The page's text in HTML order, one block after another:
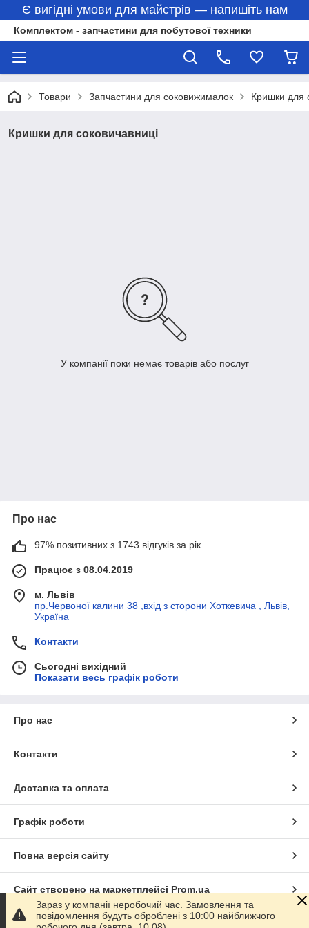
Є вигідні умови для майстрів — напишіть нам
Комплектом - запчастини для побутової техники
Товари Запчастини для соковижималок Кришки для
Кришки для соковичавниці
У компанії поки немає товарів або послуг
Про нас
97% позитивних з 1743 відгуків за рік
Працює з 08.04.2019
м. Львів
пр.Червоної калини 38 ,вхід з сторони Хоткевича , Львів,
Україна
Контакти
Сьогодні вихідний
Показати весь графік роботи
Про нас
Контакти
Доставка та оплата
Графік роботи
Повна версія сайту
Сайт створено на маркетплейсі Prom.ua
Політика конфіденційності
Зараз у компанії неробочий час. Замовлення та
повідомлення будуть оброблені з 10:00 найближчого